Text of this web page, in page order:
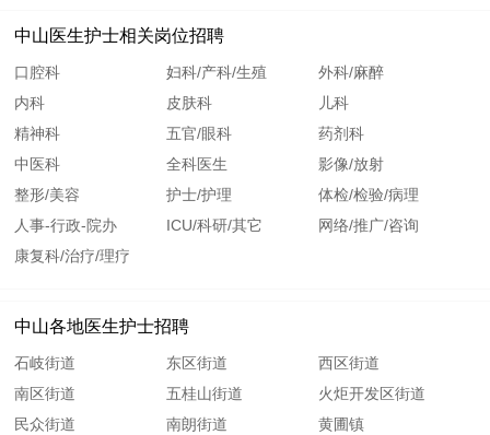
中山医生护士相关岗位招聘
口腔科 妇科/产科/生殖
外科/麻醉
内科
皮肤科
儿科
精神科
五官/眼科
药剂科
中医科
全科医生
影像/放射
整形/美容
护士/护理
体检/检验/病理
人事-行政-院办
ICU/科研/其它
网络/推广/咨询
康复科/治疗/理疗
中山各地医生护士招聘
石岐街道 东区街道
西区街道
南区街道
五桂山街道
火炬开发区街道
民众街道
南朗街道
黄圃镇